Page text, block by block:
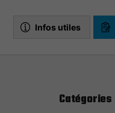
Infos utiles
Catégories